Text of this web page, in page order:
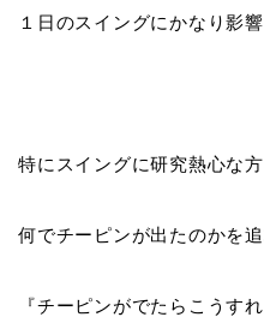
１日のスイングにかなり影
特にスイングに研究熱心な
何でチーピンが出たのかを
『チーピンがでたらこうす